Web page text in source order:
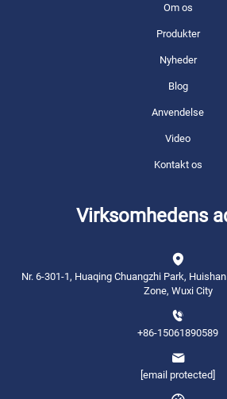
Om os
Produkter
Nyheder
Blog
Anvendelse
Video
Kontakt os
Virksomhedens
Nr. 6-301-1, Huaqing Chuangzhi Park,
Zone, Wuxi City
+86-15061890589
[email protected]